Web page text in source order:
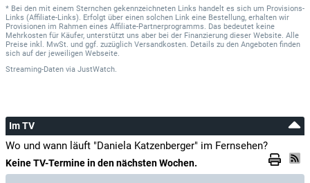
* Bei den mit einem Sternchen gekennzeichneten Links handelt es sich um Provisions-
Links (Affiliate-Links). Erfolgt über einen solchen Link eine Bestellung, erhalten wir
Provisionen im Rahmen eines Affiliate-Partnerprogramms. Das bedeutet keine
Mehrkosten für Käufer, unterstützt uns aber bei der Finanzierung dieser Website. Alle
Preise inkl. MwSt. und ggf. zuzüglich Versandkosten. Details zu den Angeboten finden
sich auf der jeweiligen Webseite.
Streaming-Daten via JustWatch.
Im TV
Wo und wann läuft "Daniela Katzenberger" im Fernsehen?
Keine TV-Termine in den nächsten Wochen.